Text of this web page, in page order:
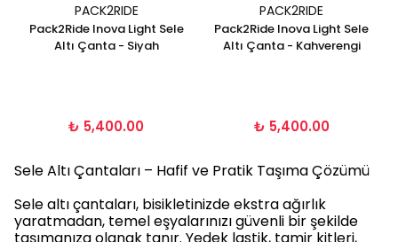
PACK2RIDE
Pack2Ride Inova Light Sele
Altı Çanta - Siyah
₺ 5,400.00
PACK2RIDE
Pack2Ride Inova Light Sele
Altı Çanta - Kahverengi
₺ 5,400.00
Sele Altı Çantaları – Hafif ve Pratik Taşıma Çözümü
Sele altı çantaları, bisikletinizde ekstra ağırlık
yaratmadan, temel eşyalarınızı güvenli bir şekilde
taşımanıza olanak tanır. Yedek lastik, tamir kitleri,